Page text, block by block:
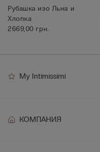
Рубашка изо Льна и
Хлопка
2669,00 грн.
My Intimissimi
КОМПАНИЯ